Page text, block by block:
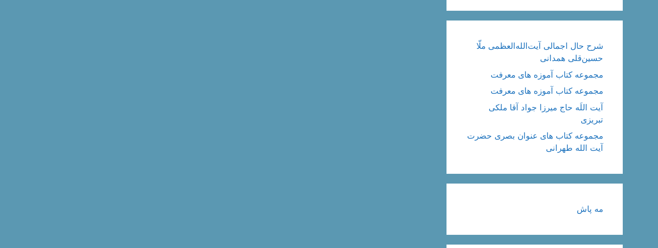
شرح حال اجمالی آیت‌الله‌العظمی ملّا
حسین‌قلی همدانی
مجموعه کتاب آموزه های معرفت
مجموعه کتاب آموزه های معرفت
آیت اللَه حاج میرزا جواد آقا ملکی
تبریزی
مجموعه کتاب های عنوان بصری حضرت
آیت الله طهرانی
مه پاش